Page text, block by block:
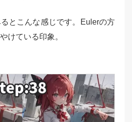
とこんな感じです。Eulerの方
けている印象。